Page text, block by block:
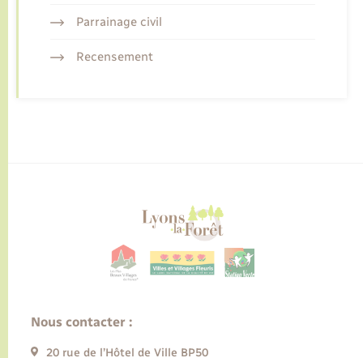
Parrainage civil
Recensement
Nous contacter :
20 rue de l’Hôtel de Ville BP50